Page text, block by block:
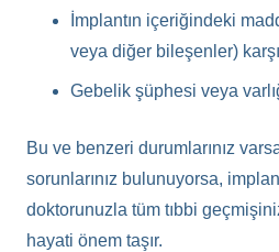
İmplantın içeriğindeki
veya diğer bileşenler)
Gebelik şüphesi veya
Bu ve benzeri durumlarınız
sorunlarınız bulunuyorsa,
doktorunuzla tüm tıbbi
hayati önem taşır.